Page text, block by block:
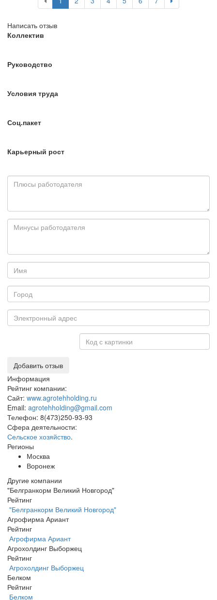
Написать отзыв
Коллектив
Руководство
Условия труда
Соц.пакет
Карьерный рост
Добавить отзыв
Информация
Рейтинг компании:
Сайт: www.agrotehholding.ru
Email: agrotehholding@gmail.com
Телефон: 8(473)250-93-93
Сфера деятельности:
Сельское хозяйство.
Регионы
Москва
Воронеж
Другие компании
"Белгранкорм Великий Новгород"
Рейтинг
"Белгранкорм Великий Новгород"
Агрофирма Ариант
Рейтинг
Агрофирма Ариант
Агрохолдинг Выборжец
Рейтинг
Агрохолдинг Выборжец
Белком
Рейтинг
Белком